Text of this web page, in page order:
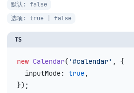
默认: false
选项: true | false
TS
new Calendar( '#calendar' , {
  inputMode
: true,
});